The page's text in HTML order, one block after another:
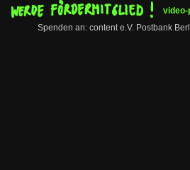
Spenden an: content e.V. Postbank